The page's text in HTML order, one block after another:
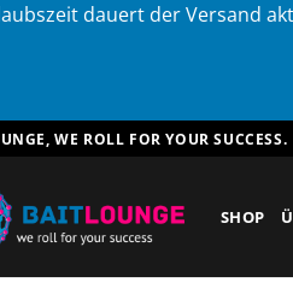
dauert der Versand
WE ROLL FOR YOUR SUCCESS.
SHOP